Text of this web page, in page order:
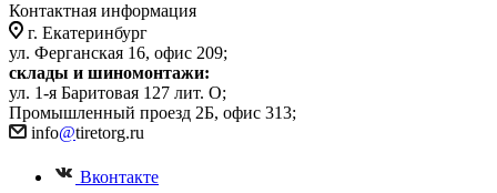
Контактная информация
г. Екатеринбург
ул. Ферганская 16, офис 209;
склады и шиномонтажи:
ул. 1-я Баритовая 127 лит. О;
Промышленный проезд 2Б, офис 313;
info@tiretorg.ru
Вконтакте